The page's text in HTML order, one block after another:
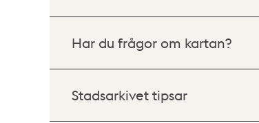
Har du frågor om kartan?
Stadsarkivet tipsar